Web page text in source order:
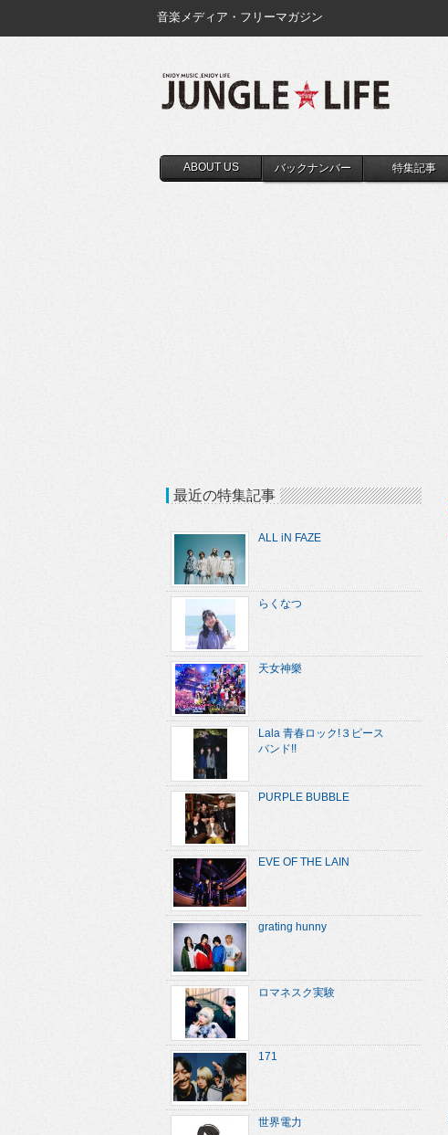
音楽メディア・フリーマガジン
ABOUT US バックナンバー 特集記事
最近の特集記事
ALL iN FAZE
らくなつ
天女神樂
Lala 青春ロック!３ピース
バンド!!
PURPLE BUBBLE
EVE OF THE LAIN
grating hunny
ロマネスク実験
171
世界電力